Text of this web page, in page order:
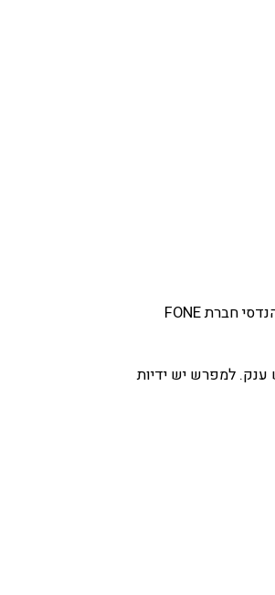
היא כנף שתלווה אתכם מהצעדים הבסיסיים ועד לרמת מתקדמים. הGravity FCT הוא דוגמה טובה לפרי עשייתם של מהנדסי חברת FONE
ענק. למפרש יש ידיות